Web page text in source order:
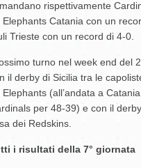
rispettivamente
Elephants Catania con un
Trieste con un record di 4-0.
turno nel week end del
il derby di Sicilia tra le
Elephants (all’andata a
per 48-39) e con il
dei Redskins.
i risultati della 7° giornata